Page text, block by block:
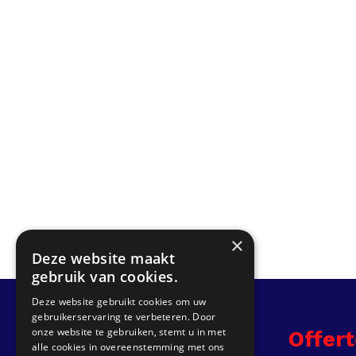
Info
×
Deze website maakt
gebruik van cookies.
Deze website gebruikt cookies om uw
gebruikerservaring te verbeteren. Door
onze website te gebruiken, stemt u in met
alle cookies in overeenstemming met ons